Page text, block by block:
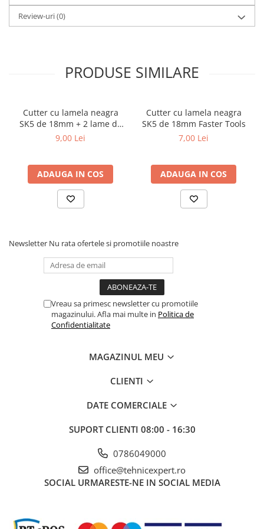
Review-uri(0)
PRODUSE SIMILARE
Cutter cu lamela neagra
SK5 de 18mm + 2 lame de
rezerva Faster Tools
9,00 Lei
ADAUGA IN COS
Cutter cu lamela neagra
SK5 de 18mm Faster Tools
7,00 Lei
ADAUGA IN COS
Newsletter Nu rata ofertele si promotiile noastre
Vreau sa primesc newsletter cu promotiile
magazinului. Afla mai multe in Politica de
Confidentialitate
MAGAZINUL MEU
CLIENTI
DATE COMERCIALE
SUPORT CLIENTI 08:00 - 16:30
0786049000
office@tehnicexpert.ro
SOCIAL URMARESTE-NE IN SOCIAL MEDIA